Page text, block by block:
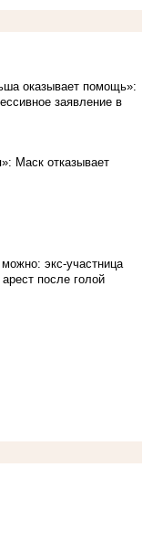
оказывает помощь»:
заявление в
Маск отказывает
экс-участница
после голой